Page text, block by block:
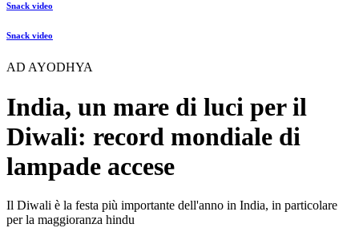
Snack video
Snack video
AD AYODHYA
India, un mare di luci per il
Diwali: record mondiale di
lampade accese
Il Diwali è la festa più importante dell'anno in India, in particolare
per la maggioranza hindu